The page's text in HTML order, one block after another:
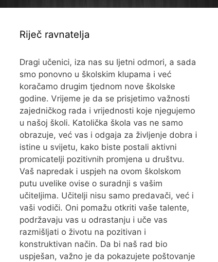
Riječ ravnatelja
Dragi učenici, iza nas su ljetni odmori, a sada
smo ponovno u školskim klupama i već
koračamo drugim tjednom nove školske
godine. Vrijeme je da se prisjetimo važnosti
zajedničkog rada i vrijednosti koje njegujemo
u našoj školi. Katolička škola vas ne samo
obrazuje, već vas i odgaja za življenje dobra i
istine u svijetu, kako biste postali aktivni
promicatelji pozitivnih promjena u društvu.
Vaš napredak i uspjeh na ovom školskom
putu uvelike ovise o suradnji s vašim
učiteljima. Učitelji nisu samo predavači, već i
vaši vodiči. Oni pomažu otkriti vaše talente,
podržavaju vas u odrastanju i uče vas
razmišljati o životu na pozitivan i
konstruktivan način. Da bi naš rad bio
uspješan, važno je da pokazujete poštovanje